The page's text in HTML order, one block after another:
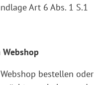
Art 6 Abs. 1 S.1
bestellen oder